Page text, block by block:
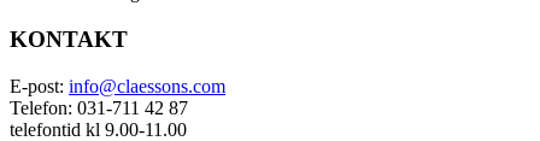
KONTAKT
E-post: info@claessons.com
Telefon: 031-711 42 87
telefontid kl 9.00-11.00